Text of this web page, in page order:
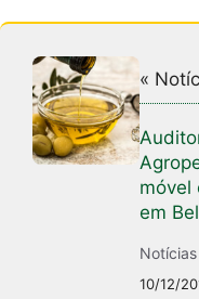
«
móvel
em
10/12/